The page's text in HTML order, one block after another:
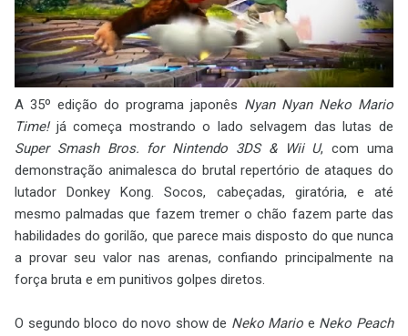
A 35º edição do programa japonês Nyan Nyan Neko Mario
Time!já começa mostrando o lado selvagem das lutas de
Super Smash Bros. for Nintendo 3DS & Wii U, com uma
demonstração animalesca do brutal repertório de ataques do
lutador Donkey Kong. Socos, cabeçadas, giratória, e até
mesmo palmadas que fazem tremer o chão fazem parte das
habilidades do gorilão, que parece mais disposto do que nunca
a provar seu valor nas arenas, confiando principalmente na
força bruta e em punitivos golpes diretos.
O segundo bloco do novo show de Neko Mario e Neko Peach